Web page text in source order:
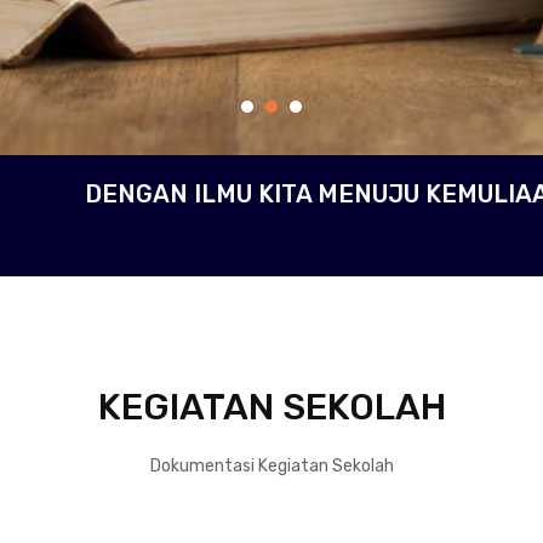
DENGAN ILMU KITA MENUJU
KEGIATAN SEKOLAH
Dokumentasi Kegiatan Sekolah